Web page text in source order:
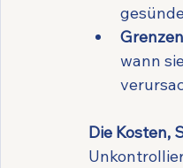
wann
Die Kosten,